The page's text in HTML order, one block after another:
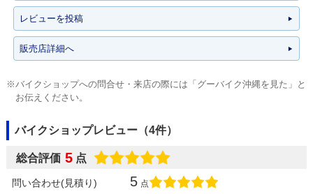
レビューを投稿
販売店詳細へ
※バイクショップへの問合せ・来店の際には「グーバイク沖縄を見た」と
お伝えください。
バイクショップレビュー（4件）
総合評価 5 点
問い合わせ(見積り) 5 点